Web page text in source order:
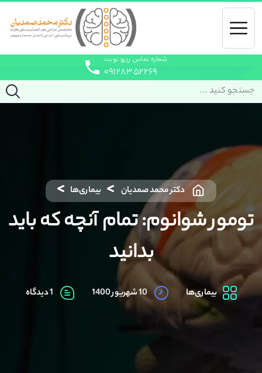
شماره تماس رزرو نوبت
۰۹۱۲۸۳۵۲۲۶۹
دکتر محمد صمدیان بیماری‌ها
تومور شوانوم: تمام آنچه که باید
بدانید
بیماری‌ها